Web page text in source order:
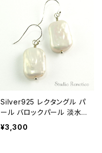
Silver925 レクタングル パ
ール バロックパール 淡水
真珠 ピアス
¥3,300